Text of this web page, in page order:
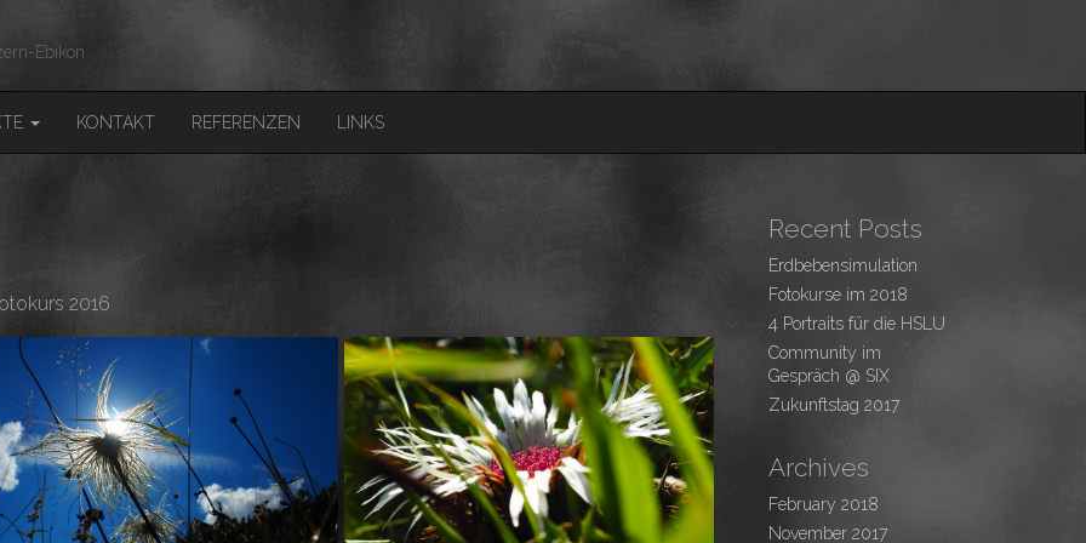
Ebikon
KONTAKT REFERENZEN LINKS
2016
Recent Posts
Erdbebensimulation
Fotokurse im 2018
4 Portraits für die HSLU
Community im
Gespräch @ SIX
Zukunftstag 2017
Archives
February 2018
November 2017